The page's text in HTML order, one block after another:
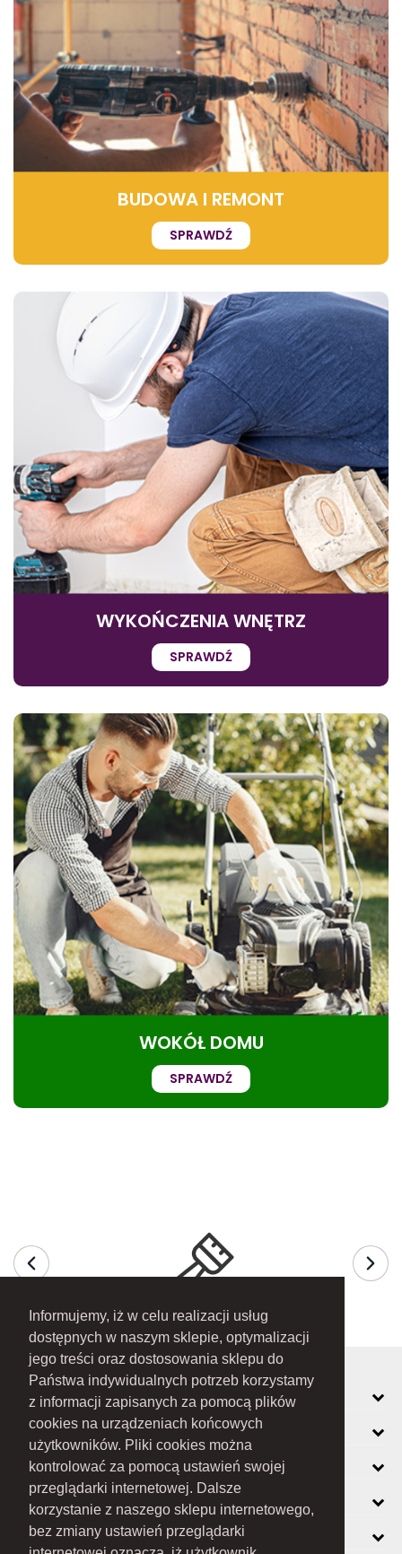
Informujemy, iż w celu realizacji usług
dostępnych w naszym sklepie, optymalizacji
jego treści oraz dostosowania sklepu do
Państwa indywidualnych potrzeb korzystamy
z informacji zapisanych za pomocą plików
cookies na urządzeniach końcowych
użytkowników. Pliki cookies można
kontrolować za pomocą ustawień swojej
przeglądarki internetowej. Dalsze
korzystanie z naszego sklepu internetowego,
bez zmiany ustawień przeglądarki
BUDOWA I REMONT
SPRAWDŹ
WYKOŃCZENIA WNĘTRZ
SPRAWDŹ
WOKÓŁ DOMU
SPRAWDŹ
MOJE KONTO
INFORMACJE
O FIRMIE
ZOBACZ RÓWNIEŻ
KONTAKT